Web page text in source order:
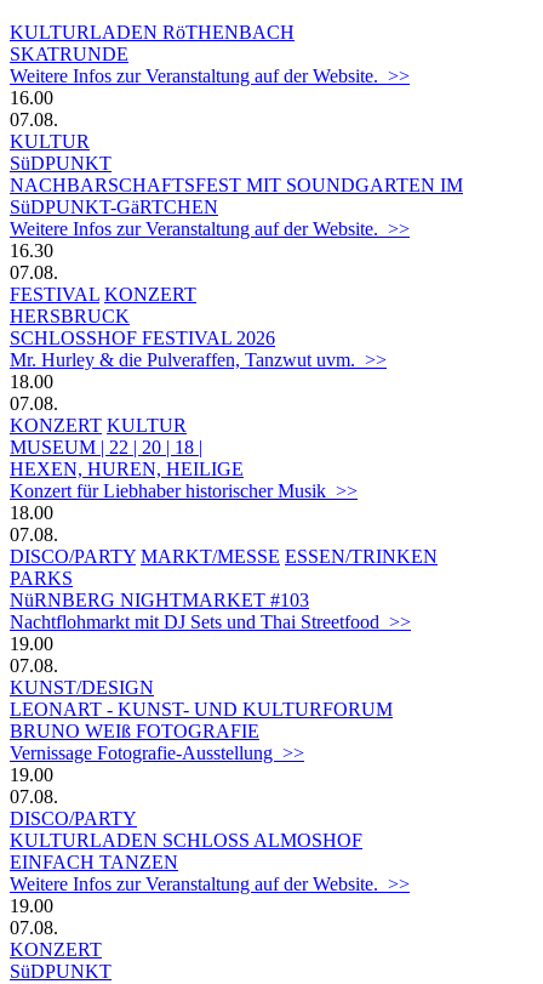
KULTURLADEN RöTHENBACH
SKATRUNDE
Weitere Infos zur Veranstaltung auf der Website. >>
16.00
07.08.
KULTUR
SüDPUNKT
NACHBARSCHAFTSFEST MIT SOUNDGARTEN IM
SüDPUNKT-GäRTCHEN
Weitere Infos zur Veranstaltung auf der Website. >>
16.30
07.08.
FESTIVAL KONZERT
HERSBRUCK
SCHLOSSHOF FESTIVAL 2026
Mr. Hurley & die Pulveraffen, Tanzwut uvm. >>
18.00
07.08.
KONZERT KULTUR
MUSEUM | 22 | 20 | 18 |
HEXEN, HUREN, HEILIGE
Konzert für Liebhaber historischer Musik >>
18.00
07.08.
DISCO/PARTY MARKT/MESSE ESSEN/TRINKEN
PARKS
NüRNBERG NIGHTMARKET #103
Nachtflohmarkt mit DJ Sets und Thai Streetfood >>
19.00
07.08.
KUNST/DESIGN
LEONART - KUNST- UND KULTURFORUM
BRUNO WEIß FOTOGRAFIE
Vernissage Fotografie-Ausstellung >>
19.00
07.08.
DISCO/PARTY
KULTURLADEN SCHLOSS ALMOSHOF
EINFACH TANZEN
Weitere Infos zur Veranstaltung auf der Website. >>
19.00
07.08.
KONZERT
SüDPUNKT